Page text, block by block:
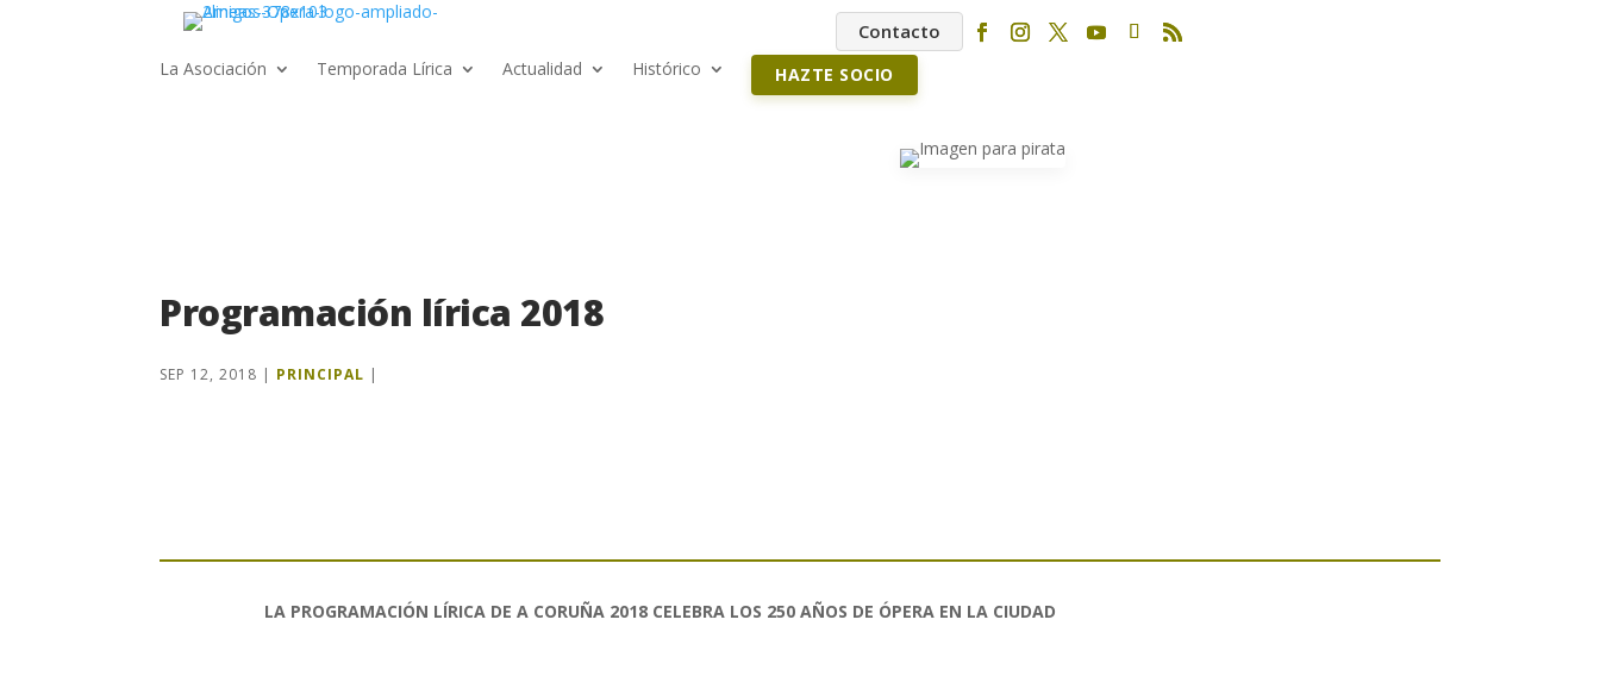
Contacto
La Asociación Temporada Lírica Actualidad Histórico HAZTE SOCIO
Programación lírica 2018
SEP 12, 2018 | PRINCIPAL |
LA PROGRAMACIÓN LÍRICA DE A CORUÑA 2018 CELEBRA LOS 250 AÑOS DE ÓPERA EN LA CIUDAD